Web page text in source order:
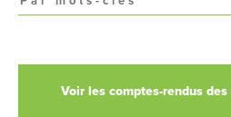
Voir les comptes-rendus